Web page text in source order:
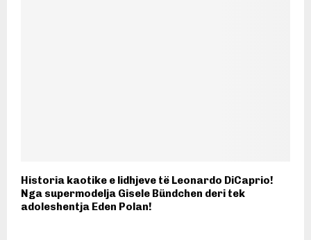
Historia kaotike e lidhjeve të Leonardo DiCaprio!
Nga supermodelja Gisele Bündchen deri tek
adoleshentja Eden Polan!